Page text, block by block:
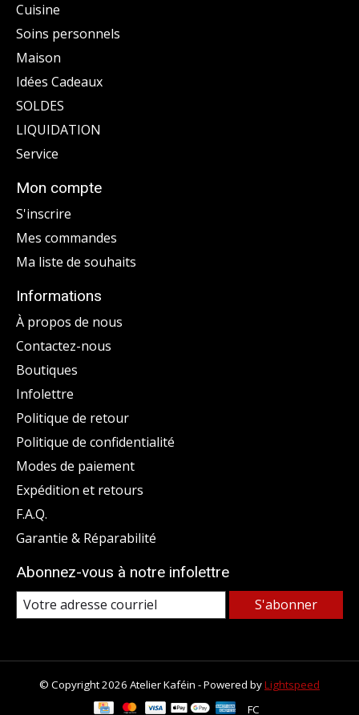
Cuisine
Soins personnels
Maison
Idées Cadeaux
SOLDES
LIQUIDATION
Service
Mon compte
S'inscrire
Mes commandes
Ma liste de souhaits
Informations
À propos de nous
Contactez-nous
Boutiques
Infolettre
Politique de retour
Politique de confidentialité
Modes de paiement
Expédition et retours
F.A.Q.
Garantie & Réparabilité
Abonnez-vous à notre infolettre
S'abonner
© Copyright 2026 Atelier Kaféin - Powered byLightspeed
FC